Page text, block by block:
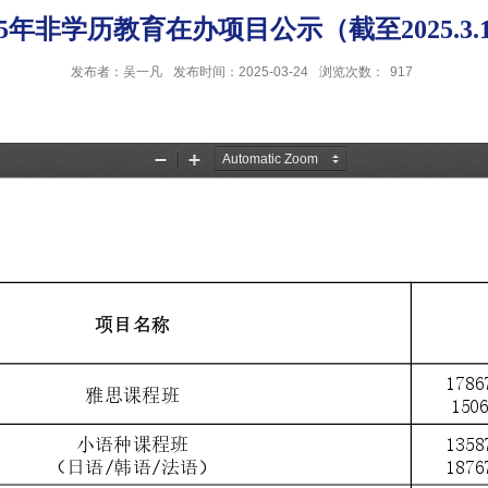
年非学历教育在办项目公示（截至
发布者：吴一凡 发布时间：2025-03-24 浏览次数： 917